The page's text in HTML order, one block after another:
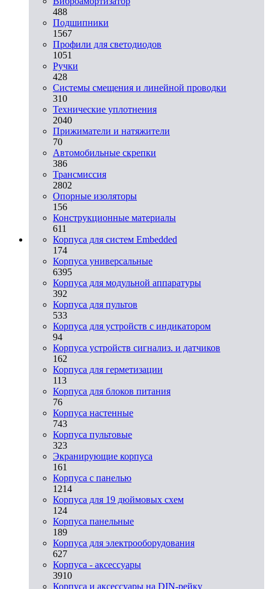
488
Подшипники
1567
Профили для светодиодов
1051
Ручки
428
Системы смещения и линейной проводки
310
Технические уплотнения
2040
Прижиматели и натяжители
70
Автомобильные скрепки
386
Трансмиссия
2802
Опорные изоляторы
156
Конструкционные материалы
611
Корпуса для систем Embedded
174
Корпуса универсальные
6395
Корпуса для модульной аппаратуры
392
Корпуса для пультов
533
Корпуса для устройств с индикатором
94
Корпуса устройств сигнализ. и датчиков
162
Корпуса для герметизации
113
Корпуса для блоков питания
76
Корпуса настенные
743
Корпуса пультовые
323
Экранирующие корпуса
161
Корпуса с панелью
1214
Корпуса для 19 дюймовых схем
124
Корпуса панельные
189
Корпуса для электрооборудования
627
Корпуса - аксессуары
3910
Корпуса и аксессуары на DIN-рейку